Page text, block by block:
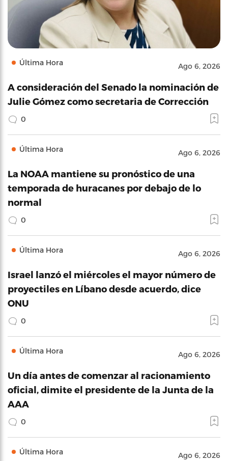
Última Hora Ago 6, 2026
A consideración del Senado la nominación de
Julie Gómez como secretaria de Corrección
0
Última Hora Ago 6, 2026
La NOAA mantiene su pronóstico de una
temporada de huracanes por debajo de lo
normal
0
Última Hora Ago 6, 2026
Israel lanzó el miércoles el mayor número de
proyectiles en Líbano desde acuerdo, dice
ONU
0
Última Hora Ago 6, 2026
Un día antes de comenzar al racionamiento
oficial, dimite el presidente de la Junta de la
AAA
0
Última Hora Ago 6, 2026